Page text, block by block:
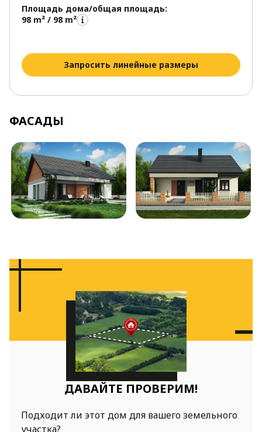
Площадь дома/общая площадь:
98 m² / 98 m²
Запросить линейные размеры
ФАСАДЫ
ДАВАЙТЕ ПРОВЕРИМ!
Подходит ли этот дом для вашего земельного
участка?